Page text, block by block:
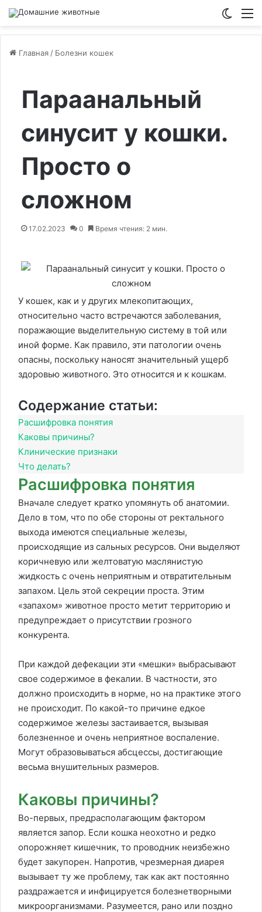
Главная / Болезни кошек
Параанальный
синусит у кошки.
Просто о
сложном
17.02.2023 0 Время чтения: 2 мин.
У кошек, как и у других млекопитающих,
относительно часто встречаются заболевания,
поражающие выделительную систему в той или
иной форме. Как правило, эти патологии очень
опасны, поскольку наносят значительный ущерб
здоровью животного. Это относится и к кошкам.
Содержание статьи:
Расшифровка понятия
Каковы причины?
Клинические признаки
Что делать?
Расшифровка понятия
Вначале следует кратко упомянуть об анатомии.
Дело в том, что по обе стороны от ректального
выхода имеются специальные железы,
происходящие из сальных ресурсов. Они выделяют
коричневую или желтоватую маслянистую
жидкость с очень неприятным и отвратительным
запахом. Цель этой секреции проста. Этим
«запахом» животное просто метит территорию и
предупреждает о присутствии грозного
конкурента.
При каждой дефекации эти «мешки» выбрасывают
свое содержимое в фекалии. В частности, это
должно происходить в норме, но на практике этого
не происходит. По какой-то причине едкое
содержимое железы застаивается, вызывая
болезненное и очень неприятное воспаление.
Могут образовываться абсцессы, достигающие
весьма внушительных размеров.
Каковы причины?
Во-первых, предрасполагающим фактором
является запор. Если кошка неохотно и редко
опорожняет кишечник, то проводник неизбежно
будет закупорен. Напротив, чрезмерная диарея
вызывает ту же проблему, так как акт постоянно
раздражается и инфицируется болезнетворными
микроорганизмами. Разумеется, рано или поздно